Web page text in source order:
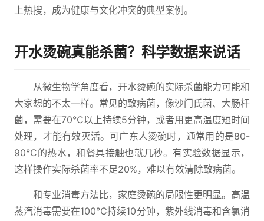
上热搜，成为健康与文化冲突的典型案例。
开水烫碗真能杀菌？科学数据来说话
从微生物学角度看，开水烫碗的实际杀菌能力可能和
大家想的不太一样。常见的致病菌，像沙门氏菌、大肠杆
菌，需要在70℃以上持续5分钟，或者用更高温度短时间
处理，才能有效灭活。可广东人烫碗时，通常用的是80-
90℃的热水，和餐具接触也就几秒。有实验数据显示，
这样操作实际杀菌率不足20%，难以有效清除致病菌。
和专业消毒方法比，家庭烫碗的局限性更明显。高温
蒸汽消毒需要在100℃持续10分钟，紫外线消毒和含氯消